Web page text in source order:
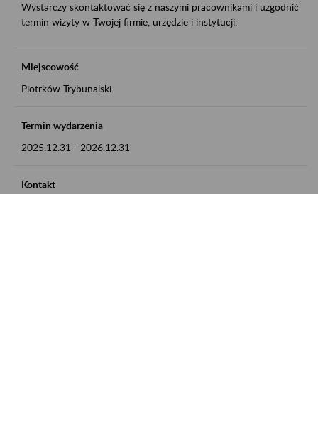
Wystarczy skontaktować się z naszymi pracownikami i uzgodnić
termin wizyty w Twojej firmie, urzędzie i instytucji.
Miejscowość
Piotrków Trybunalski
Termin wydarzenia
2025.12.31 - 2026.12.31
Kontakt